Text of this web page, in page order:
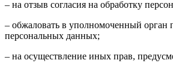
– на отзыв согласия на обработку
– обжаловать в уполномоченный орган
персональных данных;
– на осуществление иных прав,